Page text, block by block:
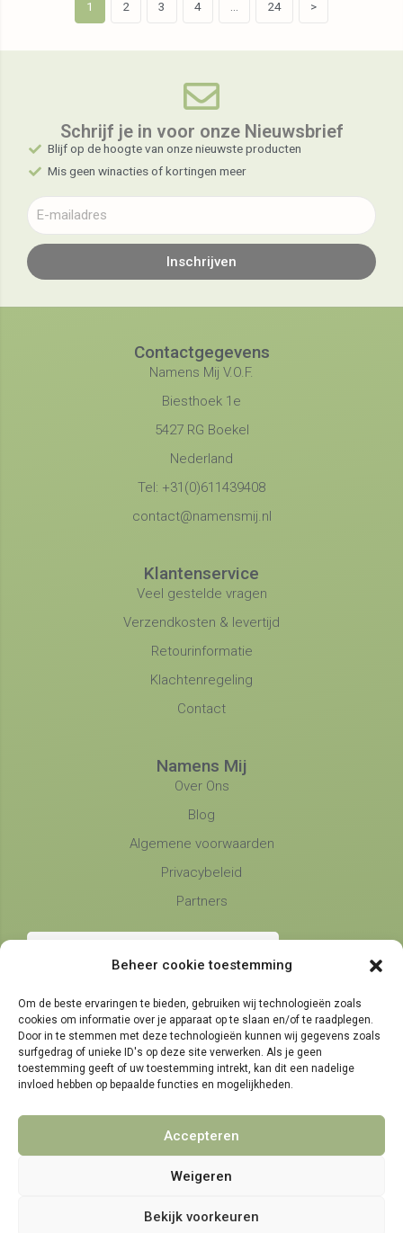
Beheer cookie toestemming
Om de beste ervaringen te bieden, gebruiken wij technologieën zoals
cookies om informatie over je apparaat op te slaan en/of te raadplegen.
Door in te stemmen met deze technologieën kunnen wij gegevens zoals
surfgedrag of unieke ID's op deze site verwerken. Als je geen
toestemming geeft of uw toestemming intrekt, kan dit een nadelige
invloed hebben op bepaalde functies en mogelijkheden.
Accepteren
Weigeren
Bekijk voorkeuren
1 2 3 4 24 >
Schrijf je in voor onze Nieuwsbrief​
Blijf op de hoogte van onze nieuwste producten
Mis geen winacties of kortingen meer
Inschrijven
Contactgegevens
Namens Mij V.O.F.
Biesthoek 1e
5427 RG Boekel
Nederland
Tel: +31(0)611439408
contact@namensmij.nl
Telefonische bereikbaarheid
maandag, dinsdag en donderdag
9:00 - 14:30
woensdag en vrijdag
9:00 - 11:30
Klantenservice
Veel gestelde vragen
Verzendkosten & levertijd
Retourinformatie
Klachtenregeling
Contact
Namens Mij
Over Ons
Blog
Algemene voorwaarden
Privacybeleid
Partners
© 2021 - 2026 NamensMij.nl | Gepersonaliseerde Cadeaus